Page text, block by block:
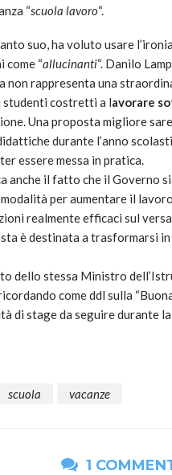
“scuola lavoro“.
suo, ha voluto usare
come “allucinanti“. Danilo
non rappresenta una
studenti costretti a lavorare
Una proposta migliore
durante l’anno
essere messa in pratica.
anche il fatto che il Governo
per aumentare il
realmente efficaci sul
è destinata a trasformarsi
dello stessa Ministro
come ddl sulla
di stage da seguire durante
scuola vacanze
1